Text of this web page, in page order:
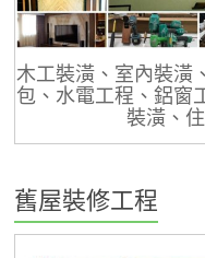
木工裝潢、室內裝潢
包、水電工程、鋁窗
裝潢、
舊屋裝修工程